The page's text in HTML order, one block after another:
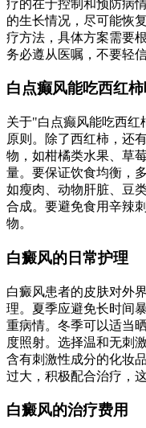
疗的在于控制和预防病
的生长情况，尽可能恢
疗方法，具体方案需要
务必遵从医嘱，不要轻
白点癫风能吃西红
关于"白点癫风能吃西红
原则。除了西红柿，还
物，如柑橘类水果、草
量。要保证饮食均衡，
如瘦肉、动物肝脏、豆
合成。要避免食用辛辣
物。
白癜风的日常护理
白癜风患者的皮肤对外
理。夏季应避免长时间
重病情。冬季可以适当
度照射。选择温和无刺
含有刺激性成分的化妆
过大，积极配合治疗，
白癜风的治疗费用